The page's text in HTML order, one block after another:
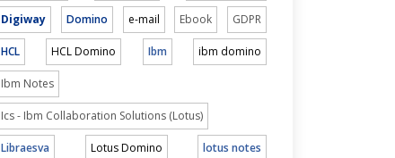
Digiway Domino e-mail Ebook GDPR
HCL HCL Domino Ibm ibm domino
Ibm Notes
Ics - Ibm Collaboration Solutions (Lotus)
Libraesva Lotus Domino lotus notes